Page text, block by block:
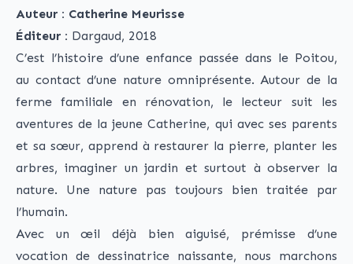
Auteur : Catherine Meurisse
Éditeur : Dargaud, 2018
C’est l’histoire d’une enfance passée dans le Poitou,
au contact d’une nature omniprésente. Autour de la
ferme familiale en rénovation, le lecteur suit les
aventures de la jeune Catherine, qui avec ses parents
et sa sœur, apprend à restaurer la pierre, planter les
arbres, imaginer un jardin et surtout à observer la
nature. Une nature pas toujours bien traitée par
l’humain.
Avec un œil déjà bien aiguisé, prémisse d’une
vocation de dessinatrice naissante, nous marchons